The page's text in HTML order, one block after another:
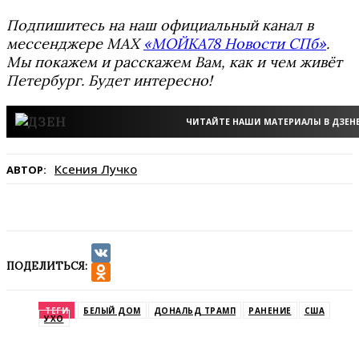
Подпишитесь на наш официальный канал в
мессенджере MAX«МОЙКА78 Новости СПб».
Мы покажем и расскажем Вам, как и чем живёт
Петербург. Будет интересно!
ЧИТАЙТЕ НАШИ МАТЕРИАЛЫ В
АВТОР: Ксения Лучко
ПОДЕЛИТЬСЯ:
VK
ТЕГИ БЕЛЫЙ ДОМ ДОНАЛЬД ТРАМП РАНЕНИЕ США
УХО